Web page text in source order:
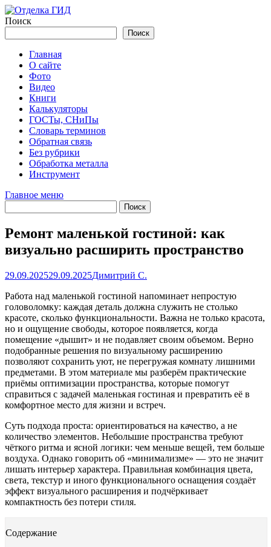
Перейти
к
Поиск
Поиск
Главная
О сайте
Фото
Видео
Книги
Калькуляторы
ГОСТы, СНиПы
Словарь терминов
Обратная связь
Без рубрики
Обработка металла
Инструмент
Главное меню
Ремонт маленькой гостиной: как
визуально расширить пространство
29.09.202529.09.2025Димитрий С.
Работа над маленькой гостиной напоминает непростую
головоломку: каждая деталь должна служить не столько
красоте, сколько функциональности. Важна не только красота,
но и ощущение свободы, которое появляется, когда
помещение «дышит» и не подавляет своим объемом. Верно
подобранные решения по визуальному расширению
позволяют сохранить уют, не перегружая комнату лишними
предметами. В этом материале мы разберём практические
приёмы оптимизации пространства, которые помогут
справиться с задачей маленькая гостиная и превратить её в
комфортное место для жизни и встреч.
Суть подхода проста: ориентироваться на качество, а не
количество элементов. Небольшие пространства требуют
чёткого ритма и ясной логики: чем меньше вещей, тем больше
воздуха. Однако говорить об «минимализме» — это не значит
лишать интерьер характера. Правильная комбинация цвета,
света, текстур и иного функционального оснащения создаёт
эффект визуального расширения и подчёркивает
компактность без потери стиля.
Содержание